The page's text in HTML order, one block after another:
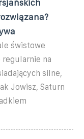
świstowe
regularnie na
silne,
Jowisz, Saturn